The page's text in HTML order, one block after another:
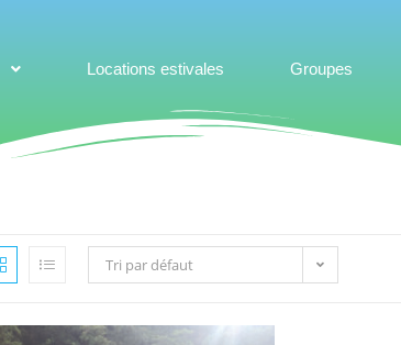
Locations estivales Groupes
Tri par défaut